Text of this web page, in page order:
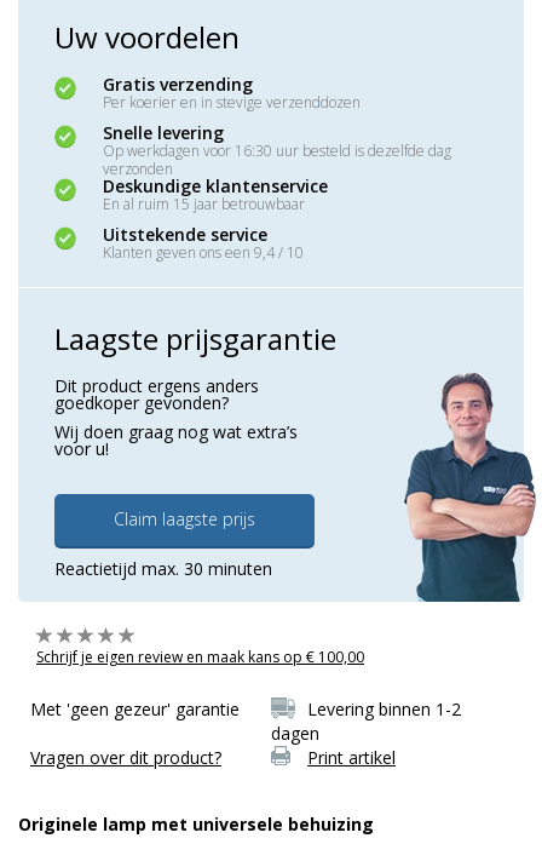
Uw voordelen
Gratis verzending
Per koerier en in stevige verzenddozen
Snelle levering
Op werkdagen voor 16:30 uur besteld is dezelfde dag
verzonden
Deskundige klantenservice
En al ruim 15 jaar betrouwbaar
Uitstekende service
Klanten geven ons een 9,4 / 10
Laagste prijsgarantie
Dit product ergens anders
goedkoper gevonden?
Wij doen graag nog wat extra’s
voor u!
Claim laagste prijs
Reactietijd max. 30 minuten
Schrijf je eigen review en maak kans op € 100,00
Met 'geen gezeur' garantie
Levering binnen 1-2
dagen
Vragen over dit product?
Print artikel
Originele lamp met universele behuizing